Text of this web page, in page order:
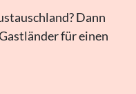
Dann
für einen